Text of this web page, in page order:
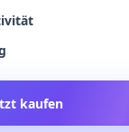
kaufen